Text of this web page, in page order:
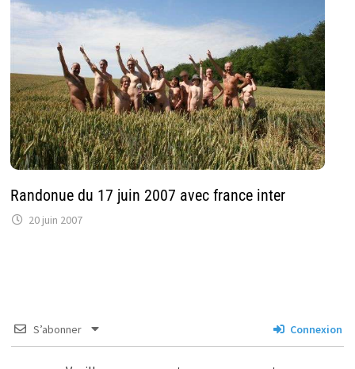
Randonue du 17 juin 2007 avec france inter
20 juin 2007
S’abonner Connexion